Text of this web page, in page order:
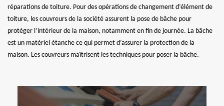
réparations de toiture. Pour des opérations de changement d’élément de
toiture, les couvreurs de la société assurent la pose de bâche pour
protéger l’intérieur de la maison, notamment en fin de journée. La bâche
est un matériel étanche ce qui permet d’assurer la protection de la
maison. Les couvreurs maîtrisent les techniques pour poser la bâche.